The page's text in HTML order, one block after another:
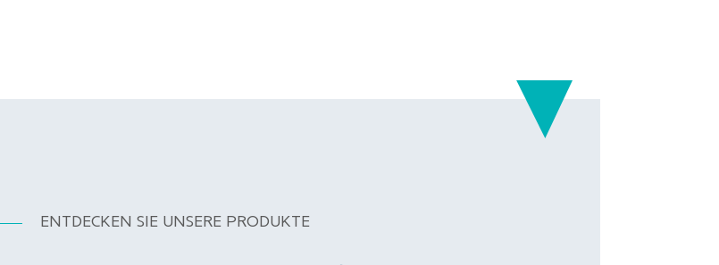
ENTDECKEN SIE UNSERE PRODUKTE